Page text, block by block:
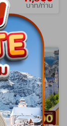
บาท/ท่าน